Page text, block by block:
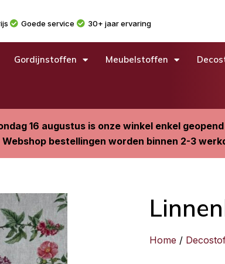
Goede service 30+ jaar ervaring
Gordijnstoffen Meubelstoffen
16 augustus is onze winkel enkel
Webshop bestellingen worden binnen 2-3
Home /